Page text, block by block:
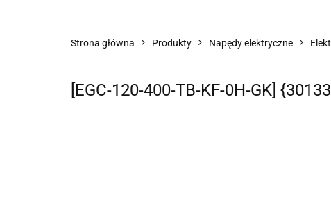
Strona główna Produkty Napędy elektryczne
[EGC-120-400-TB-KF-0H-GK]